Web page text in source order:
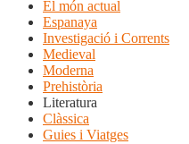
El món actual
Espanaya
Investigació i Corrents
Medieval
Moderna
Prehistòria
Literatura
Clàssica
Guies i Viatges